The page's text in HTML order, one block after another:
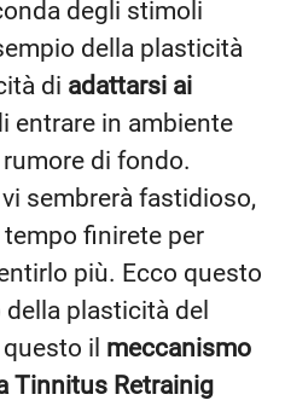
degli stimoli
della plasticità
di adattarsi ai
entrare in ambiente
di fondo.
sembrerà fastidioso,
finirete per
più. Ecco questo
plasticità del
il meccanismo
Tinnitus Retrainig